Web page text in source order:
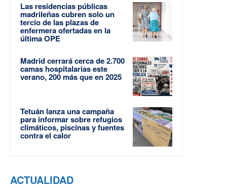
Las residencias públicas
madrileñas cubren solo un
tercio de las plazas de
enfermera ofertadas en la
última OPE
Madrid cerrará cerca de 2.700
camas hospitalarias este
verano, 200 más que en 2025
Tetuán lanza una campaña
para informar sobre refugios
climáticos, piscinas y fuentes
contra el calor
ACTUALIDAD